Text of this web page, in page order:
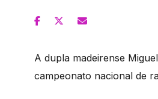
A dupla madeirense
campeonato nacional de